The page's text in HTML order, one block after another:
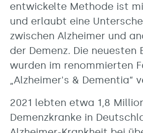
entwickelte Methode ist
und erlaubt eine
zwischen Alzheimer und
der Demenz. Die neuesten
wurden im renommierten
„Alzheimer's & Dementia“
2021 lebten etwa 1,8
Demenzkranke in